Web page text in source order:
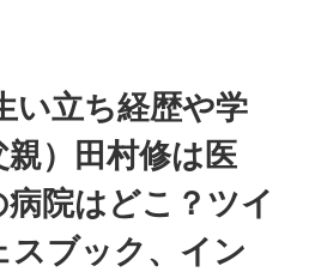
い立ち経歴や学
）田村修は医
院はどこ？ツイ
スブック、イン